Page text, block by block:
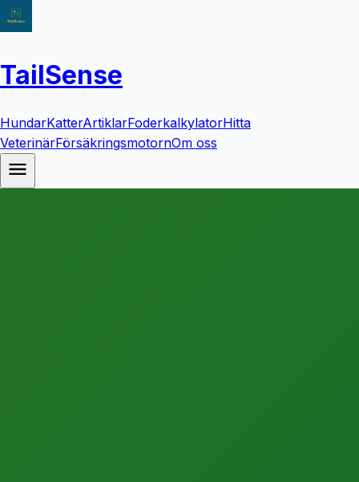
TailSense
HundarKatterArtiklarFoderkalkylatorHitta
VeterinärFörsäkringsmotornOm oss